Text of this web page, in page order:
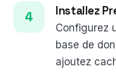
Installez
Configurez
base de
ajoutez